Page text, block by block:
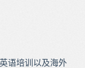
语培训以及海外